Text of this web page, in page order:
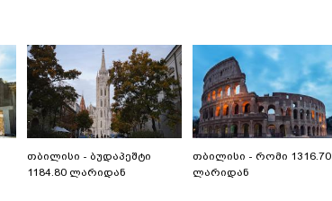
თბილისი - ბუდაპეშტი
1184.80 ლარიდან
თბილისი - რომი 1316.70
ლარიდან